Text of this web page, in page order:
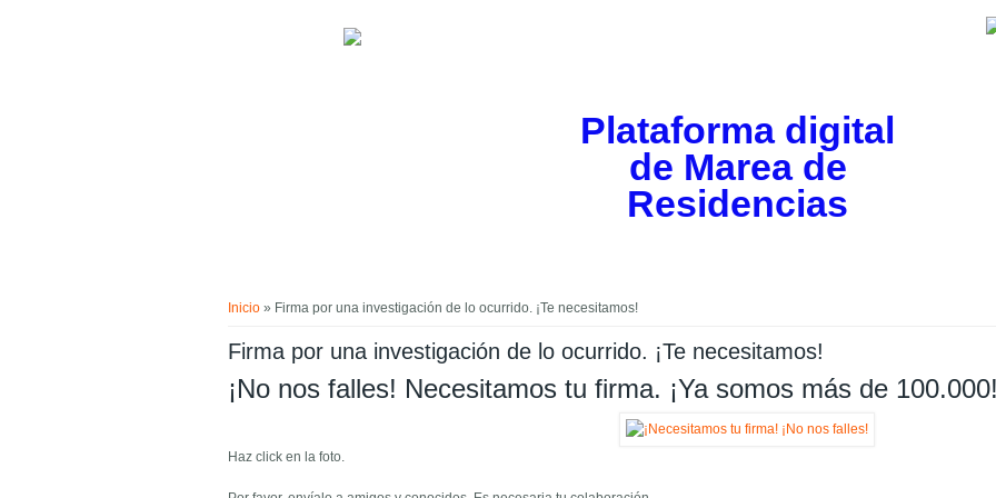
Plataforma digital
de Marea de
Residencias
Inicio » Firma por una investigación de lo ocurrido. ¡Te necesitamos!
Firma por una investigación de lo ocurrido. ¡Te necesitamos!
¡No nos falles! Necesitamos tu firma. ¡Ya somos más de
Haz click en la foto.